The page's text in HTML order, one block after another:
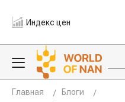
Индекс цен
Главная
Блоги